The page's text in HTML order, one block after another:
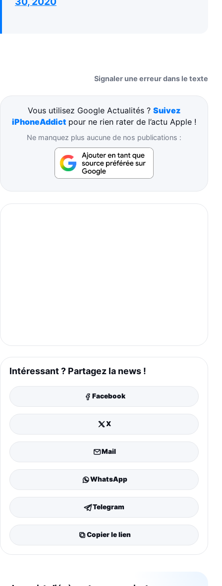
Signaler une erreur dans le texte
Vous utilisez Google Actualités ? Suivez
iPhoneAddict pour ne rien rater de l’actu Apple !
Ne manquez plus aucune de nos publications :
Intéressant ? Partagez la news !
Facebook
X
Mail
WhatsApp
Telegram
Copier le lien